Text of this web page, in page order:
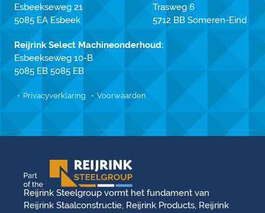
Esbeekseweg 21
5085 EA Esbeek
Trasweg 6
5712 BB Someren-Eind
Reijrink Select Machineonderhoud:
Esbeekseweg 10-B
5085 EB 5085 EB
Privacyverklaring Voorwaarden
Reijrink Steelgroup vormt het fundament van
Reijrink Staalconstructie, Reijrink Products, Reijrink